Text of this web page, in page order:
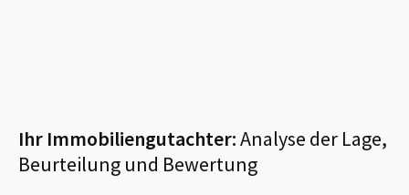
Ihr Immobiliengutachter:Analyse der Lage,
Beurteilung und Bewertung